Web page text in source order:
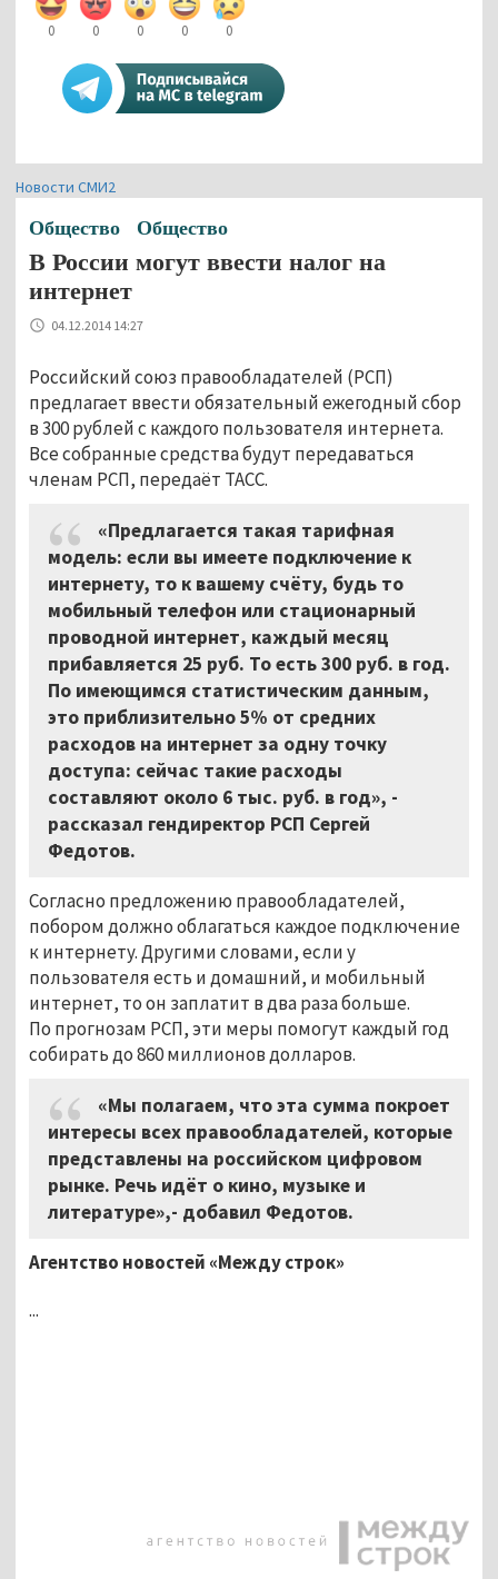
0 0 0 0 0
Новости СМИ2
Общество Общество
В России могут ввести налог на
интернет
04.12.2014 14:27
Российский союз правообладателей (РСП)
предлагает ввести обязательный ежегодный сбор
в 300 рублей с каждого пользователя интернета.
Все собранные средства будут передаваться
членам РСП, передаёт ТАСС.
«Предлагается такая тарифная
модель: если вы имеете подключение к
интернету, то к вашему счёту, будь то
мобильный телефон или стационарный
проводной интернет, каждый месяц
прибавляется 25 руб. То есть 300 руб. в год.
По имеющимся статистическим данным,
это приблизительно 5% от средних
расходов на интернет за одну точку
доступа: сейчас такие расходы
составляют около 6 тыс. руб. в год», -
рассказал гендиректор РСП Сергей
Федотов.
Согласно предложению правообладателей,
побором должно облагаться каждое подключение
к интернету. Другими словами, если у
пользователя есть и домашний, и мобильный
интернет, то он заплатит в два раза больше.
По прогнозам РСП, эти меры помогут каждый год
собирать до 860 миллионов долларов.
«Мы полагаем, что эта сумма покроет
интересы всех правообладателей, которые
представлены на российском цифровом
рынке. Речь идёт о кино, музыке и
литературе»,- добавил Федотов.
Агентство новостей «Между строк»
...